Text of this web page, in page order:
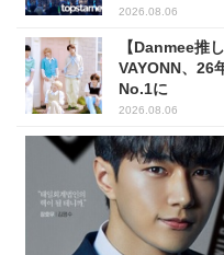
2026.08.06
【Danmee推
VAYONN、26
No.1に
2026.08.06